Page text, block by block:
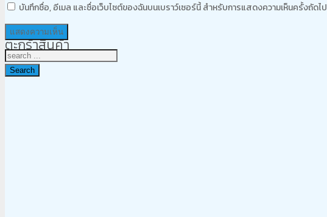
ตะกร้าสินค้า
บันทึกชื่อ, อีเมล และชื่อเว็บไซต์ของฉันบนเบราว์เซอร์นี้ สำหรับการแสดงความเห็นครั้งถัดไป
Search